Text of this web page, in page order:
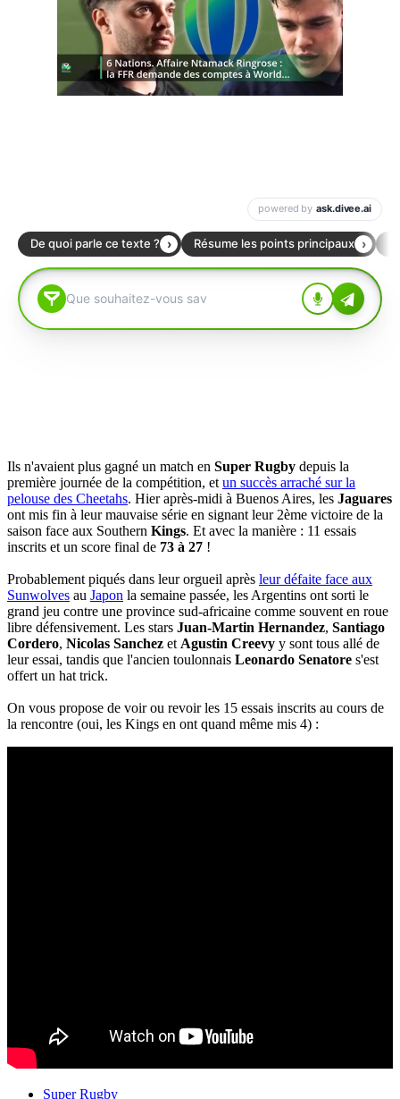
Ils n'avaient plus gagné un match en Super Rugby depuis la
première journée de la compétition, et un succès arraché sur la
pelouse des Cheetahs. Hier après-midi à Buenos Aires, les Jaguares
ont mis fin à leur mauvaise série en signant leur 2ème victoire de la
saison face aux Southern Kings. Et avec la manière : 11 essais
inscrits et un score final de 73 à 27 !
Probablement piqués dans leur orgueil après leur défaite face aux
Sunwolves au Japon la semaine passée, les Argentins ont sorti le
grand jeu contre une province sud-africaine comme souvent en roue
libre défensivement. Les stars Juan-Martin Hernandez, Santiago
Cordero, Nicolas Sanchez et Agustin Creevy y sont tous allé de
leur essai, tandis que l'ancien toulonnais Leonardo Senatore s'est
offert un hat trick.
On vous propose de voir ou revoir les 15 essais inscrits au cours de
la rencontre (oui, les Kings en ont quand même mis 4) :
Super Rugby